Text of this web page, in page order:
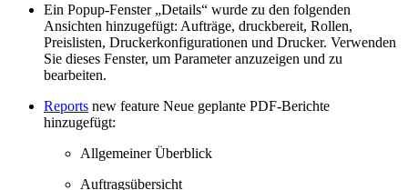
Ein Popup-Fenster „Details“ wurde zu den folgenden
Ansichten hinzugefügt: Aufträge, druckbereit, Rollen,
Preislisten, Druckerkonfigurationen und Drucker. Verwenden
Sie dieses Fenster, um Parameter anzuzeigen und zu
bearbeiten.
Reports new feature Neue geplante PDF-Berichte
hinzugefügt:
Allgemeiner Überblick
Auftragsübersicht